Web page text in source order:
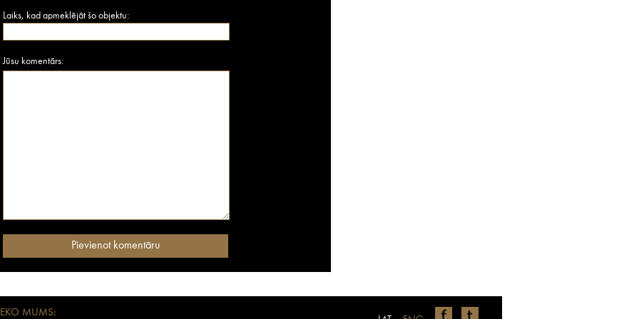
Laiks, kad apmeklējāt šo objektu:
Jūsu komentārs:
MUMS: